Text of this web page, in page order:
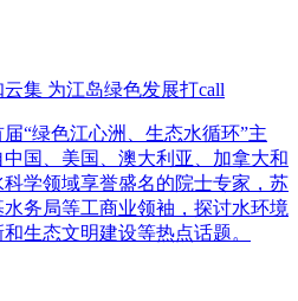
集 为江岛绿色发展打call
“绿色江心洲、生态水循环”主
国、美国、澳大利亚、加拿大和
科学领域享誉盛名的院士专家，苏
务局等工商业领袖，探讨水环境
生态文明建设等热点话题。